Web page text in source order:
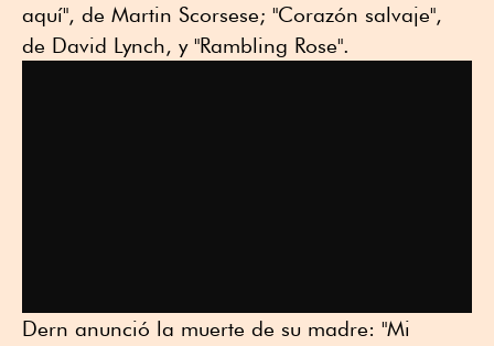
aquí", de Martin Scorsese; "Corazón salvaje",
de David Lynch, y "Rambling Rose".
Dern anunció la muerte de su madre: "Mi